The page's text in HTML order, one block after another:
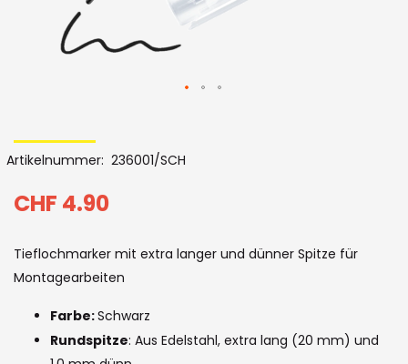
to
the
beginning
the
images
gallery
CHF 4.90
Artikelnummer 236001/SCH
Tieflochmarker mit extra langer und dünner Spitze für
Montagearbeiten
Farbe:Schwarz
Rundspitze: Aus Edelstahl, extra lang (20 mm) und